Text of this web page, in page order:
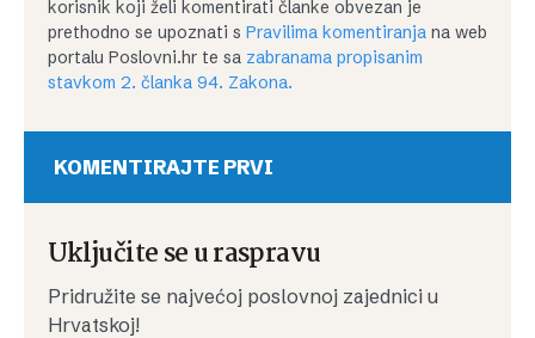
korisnik koji želi komentirati članke obvezan je
prethodno se upoznati s Pravilima komentiranja na web
portalu Poslovni.hr te sa zabranama propisanim
stavkom 2. članka 94. Zakona.
KOMENTIRAJTE PRVI
Uključite se u raspravu
Pridružite se najvećoj poslovnoj zajednici u
Hrvatskoj!